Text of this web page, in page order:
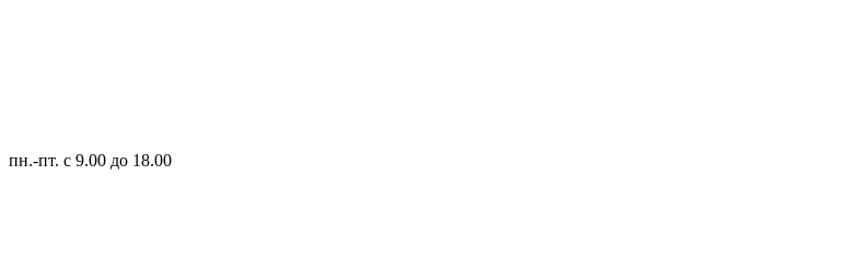
пн.-пт. с 9.00 до 18.00